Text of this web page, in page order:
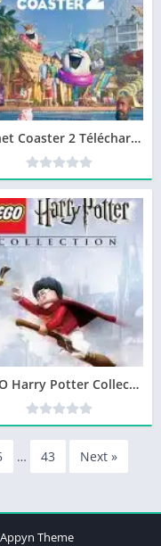
Planet Coaster 2 Télécharger jeu PC
LEGO Harry Potter Collection Télécharger jeu PC
… 43 Next »
Appyn Theme